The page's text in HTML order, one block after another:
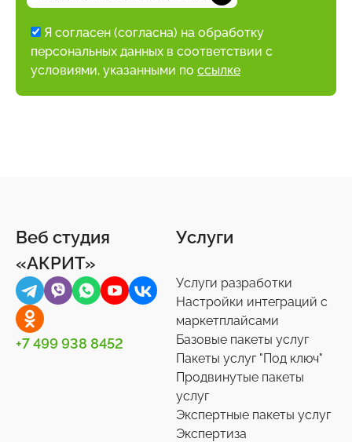
Я согласен (согласна) на обработку
персональных данных в соответствии с
условиями, указанными по ссылке
Веб студия
«АКРИТ»
+7 499 938 8452
Услуги
Услуги разработки
Настройки интеграций с
маркетплайсами
Базовые пакеты услуг
Пакеты услуг "Под ключ"
Продвинутые пакеты
услуг
Экспертные пакеты услуг
Экспертиза